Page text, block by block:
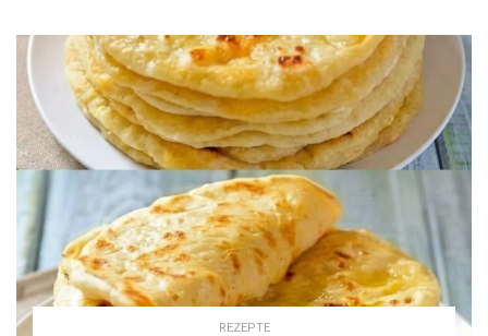
REZEPTE